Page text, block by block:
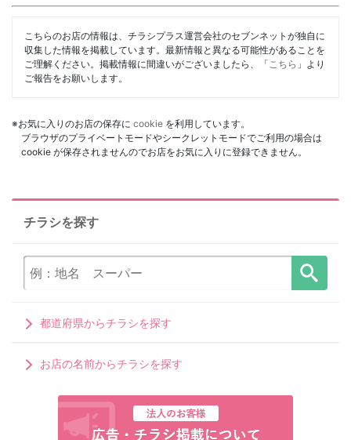
こちらのお店の情報は、チラシプラス運営会社のセブンネットが独自に
収集した情報を掲載しています。最新情報と異なる可能性があることを
ご理解ください。掲載情報に間違いがございましたら、「 こちら 」より
ご報告をお願いします。
※お気に入りのお店の保存に cookie を利用しています。
ブラウザのプライベートモードやシークレットモードでご利用の場合は
cookie が保存されませんのでお店をお気に入りに登録できません。
チラシを探す
都道府県からチラシを探す
お店の名前からチラシを探す